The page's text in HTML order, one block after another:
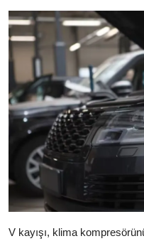
V kayışı, klima